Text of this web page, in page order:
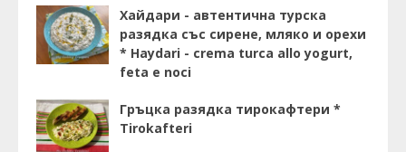
Хайдари - автентична турска
разядка със сирене, мляко и орехи
* Haydari - crema turca allo yogurt,
feta e noci
Гръцка разядка тирокафтери *
Tirokafteri